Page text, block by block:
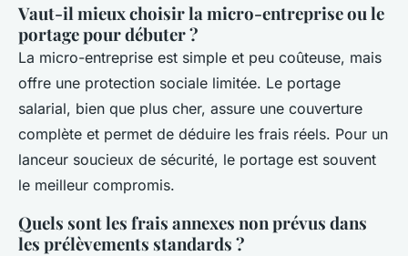
Vaut-il mieux choisir la micro-entreprise ou le
portage pour débuter ?
La micro-entreprise est simple et peu coûteuse, mais
offre une protection sociale limitée. Le portage
salarial, bien que plus cher, assure une couverture
complète et permet de déduire les frais réels. Pour un
lanceur soucieux de sécurité, le portage est souvent
le meilleur compromis.
Quels sont les frais annexes non prévus dans
les prélèvements standards ?